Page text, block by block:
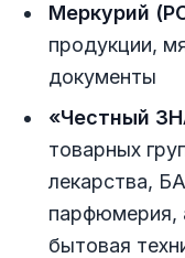
Меркурий
продукции,
документы
«Честный
товарных
лекарства,
парфюмерия,
бытовая